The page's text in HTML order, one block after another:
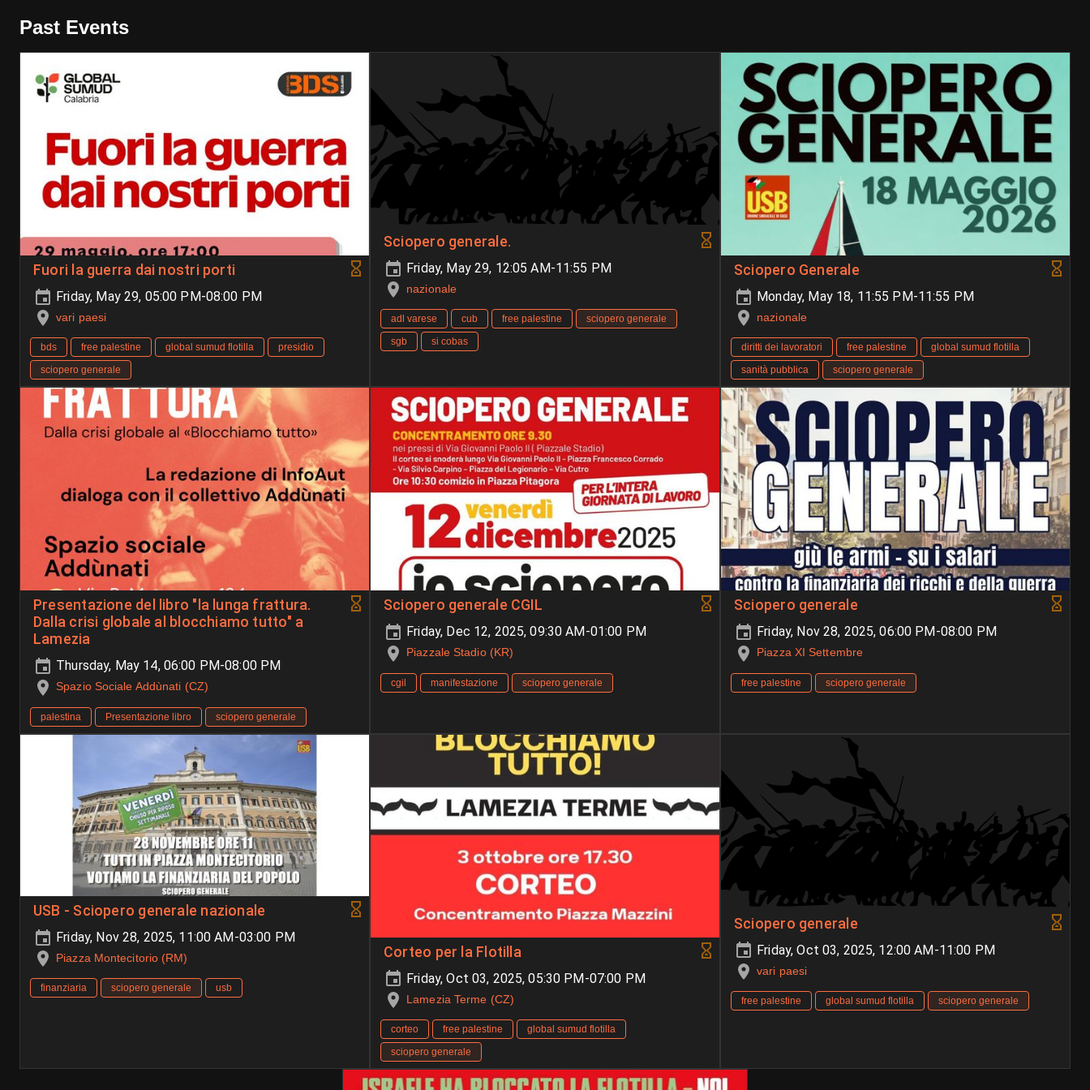
Past Events
Fuori la guerra dai nostri porti
Friday, May 29, 05:00 PM-08:00 PM
vari paesi
bds free palestine global sumud flotilla
presidio
sciopero generale
Sciopero generale.
Friday, May 29, 12:05 AM-11:55 PM
nazionale
adl varese cub free palestine
sciopero generale
sgb
si cobas
Sciopero Generale
Monday, May 18, 11:55 PM-11:55 PM
nazionale
diritti dei lavoratori free palestine
global sumud flotilla
sanità pubblica
sciopero generale
Presentazione del libro "la lunga frattura.
Dalla crisi globale al blocchiamo tutto" a
Lamezia
Thursday, May 14, 06:00 PM-08:00 PM
Spazio Sociale Addùnati (CZ)
palestina Presentazione libro sciopero generale
Sciopero generale CGIL
Friday, Dec 12, 2025, 09:30 AM-01:00 PM
Piazzale Stadio (KR)
cgil manifestazione sciopero generale
Sciopero generale
Friday, Nov 28, 2025, 06:00 PM-08:00 PM
Piazza XI Settembre
free palestine sciopero generale
USB - Sciopero generale nazionale
Friday, Nov 28, 2025, 11:00 AM-03:00 PM
Piazza Montecitorio (RM)
finanziaria sciopero generale usb
Corteo per la Flotilla
Friday, Oct 03, 2025, 05:30 PM-07:00 PM
Lamezia Terme (CZ)
corteo free palestine
global sumud flotilla
sciopero generale
Sciopero generale
Friday, Oct 03, 2025, 12:00 AM-11:00 PM
vari paesi
free palestine global sumud flotilla sciopero generale